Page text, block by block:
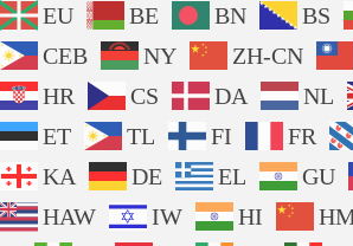
EU
BE BN BS
CEB
NY ZH-CN
HR
CS DA NL
ET
TL FI FR
KA
DE EL GU
HAW
IW HI